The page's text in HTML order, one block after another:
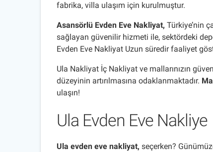
fabrika, villa ulaşım için kurulmuştur.
Asansörlü Evden Eve Nakliyat, Türkiye’nin
sağlayan güvenilir hizmeti ile, sektördeki
Evden Eve Nakliyat Uzun süredir faaliyet
Ula Nakliyat İç Nakliyat ve mallarınızın
düzeyinin artırılmasına odaklanmaktadır.
ulaşın!
Ula Evden Eve Nakliye
Ula evden eve nakliyat, seçerken?